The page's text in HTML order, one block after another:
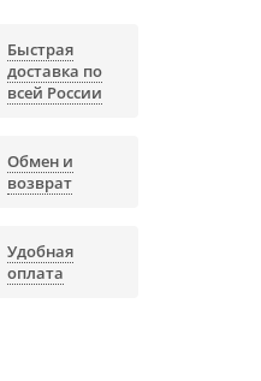
Быстрая
доставка по
всей России
Обмен и
возврат
Удобная
оплата